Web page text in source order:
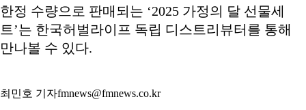
한정 수량으로 판매되는 ‘2025 가정의 달 선물세
트’는 한국허벌라이프 독립 디스트리뷰터를 통해
만나볼 수 있다.
최민호 기자fmnews@fmnews.co.kr